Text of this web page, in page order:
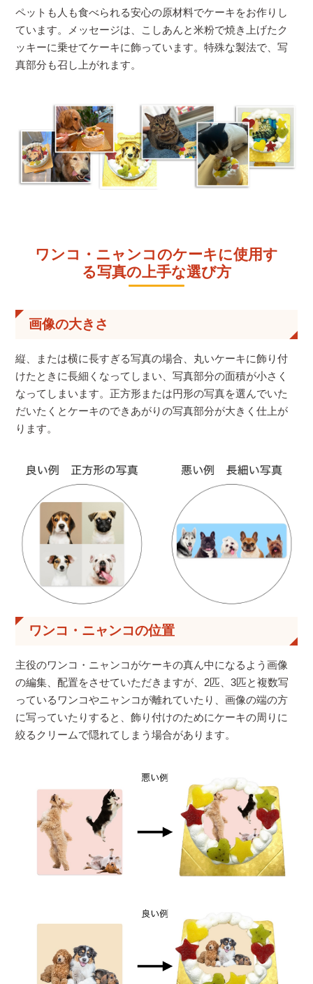
ペットも人も食べられる安心の原材料でケーキをお作りし
ています。メッセージは、こしあんと米粉で焼き上げたク
ッキーに乗せてケーキに飾っています。特殊な製法で、写
真部分も召し上がれます。
ワンコ・ニャンコのケーキに使用す
る写真の上手な選び方
画像の大きさ
縦、または横に長すぎる写真の場合、丸いケーキに飾り付
けたときに長細くなってしまい、写真部分の面積が小さく
なってしまいます。正方形または円形の写真を選んでいた
だいたくとケーキのできあがりの写真部分が大きく仕上が
ります。
ワンコ・ニャンコの位置
主役のワンコ・ニャンコがケーキの真ん中になるよう画像
の編集、配置をさせていただきますが、2匹、3匹と複数写
っているワンコやニャンコが離れていたり、画像の端の方
に写っていたりすると、飾り付けのためにケーキの周りに
絞るクリームで隠れてしまう場合があります。